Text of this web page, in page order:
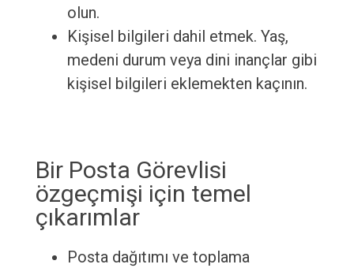
olun.
Kişisel bilgileri dahil etmek. Yaş,
medeni durum veya dini inançlar gibi
kişisel bilgileri eklemekten kaçının.
Bir Posta Görevlisi
özgeçmişi için temel
çıkarımlar
Posta dağıtımı ve toplama